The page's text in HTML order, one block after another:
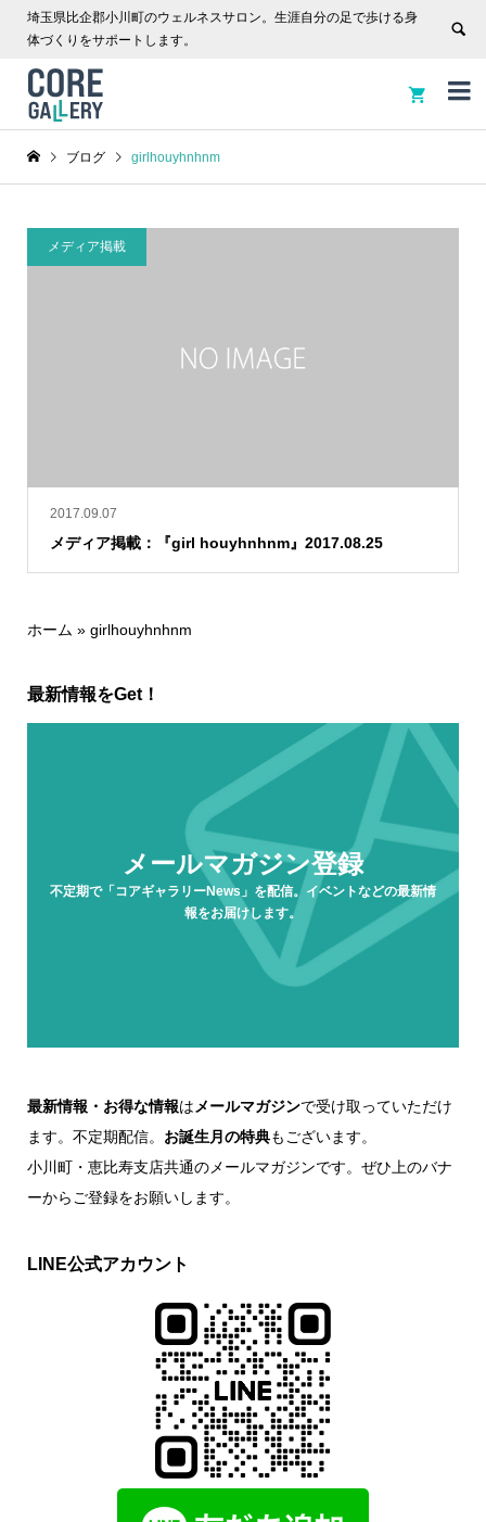
埼玉県比企郡小川町のウェルネスサロン。生涯自分の足で歩ける身
体づくりをサポートします。


ブログ girlhouyhnhnm
2017.09.07
メディア掲載：『girl houyhnhnm』2017.08.25
メディア掲載
ホーム »girlhouyhnhnm
最新情報をGet！
メールマガジン登録
不定期で「コアギャラリーNews」を配信。イベントなどの最新情
報をお届けします。
最新情報・お得な情報は メールマガジンで受け取っていただけ
ます。不定期配信。 お誕生月の特典もございます。
小川町・恵比寿支店共通のメールマガジンです。ぜひ上のバナ
ーからご登録をお願いします。
LINE公式アカウント